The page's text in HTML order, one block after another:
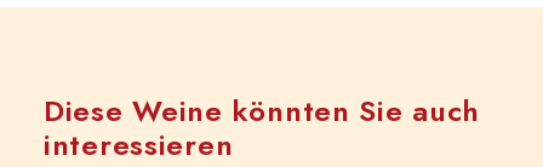
Diese Weine könnten Sie auch
interessieren